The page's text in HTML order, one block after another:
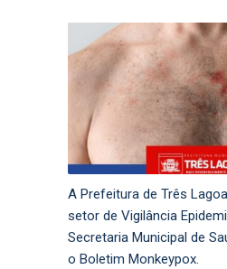
A Prefeitura de Três
setor de Vigilância
Secretaria Municipal de
o Boletim Monkeypox.